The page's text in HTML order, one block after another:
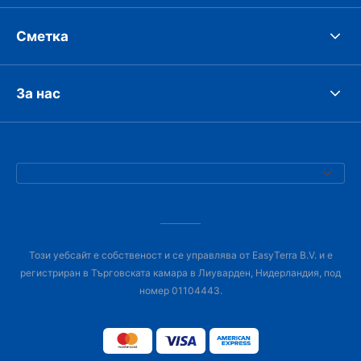
Сметка
За нас
Този уебсайт е собственост и се управлява от EasyTerra B.V. и е
регистриран в Търговската камара в Лиуварден, Нидерландия, под
номер 01104443.